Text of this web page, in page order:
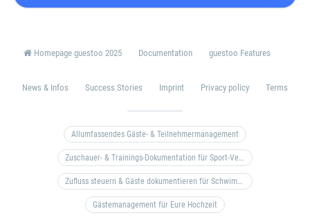
Homepage guestoo 2025 Documentation guestoo Features
News & Infos Success Stories Imprint Privacy policy Terms
Allumfassendes Gäste- & Teilnehmermanagement
Zuschauer- & Trainings-Dokumentation für Sport-Vereine
Zufluss steuern & Gäste dokumentieren für Schwimm- & Freibäder
Gästemanagement für Eure Hochzeit